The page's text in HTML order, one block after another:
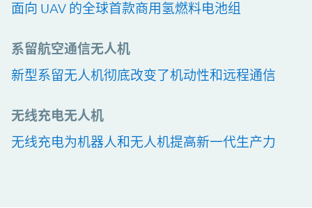
面向 UAV 的全球首款商用氢燃料电池组
系留航空通信无人机
新型系留无人机彻底改变了机动性和远程通信
无线充电无人机
无线充电为机器人和无人机提高新一代生产力